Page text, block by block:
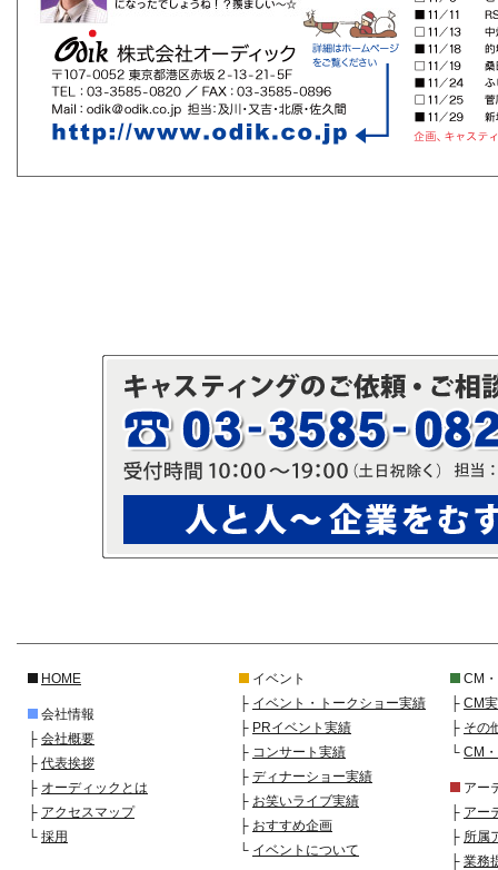
HOME
会社情報
├ 会社概要
├ 代表挨拶
├ オーディックとは
├ アクセスマップ
└ 採用
イベント
├ イベント・トークショー実績
├ PRイベント実績
├ コンサート実績
├ ディナーショー実績
├ お笑いライブ実績
├ おすすめ企画
└ イベントについて
CM
├ CM
├ その
└ CM
アー
├ アー
├ 所属
├ 業務